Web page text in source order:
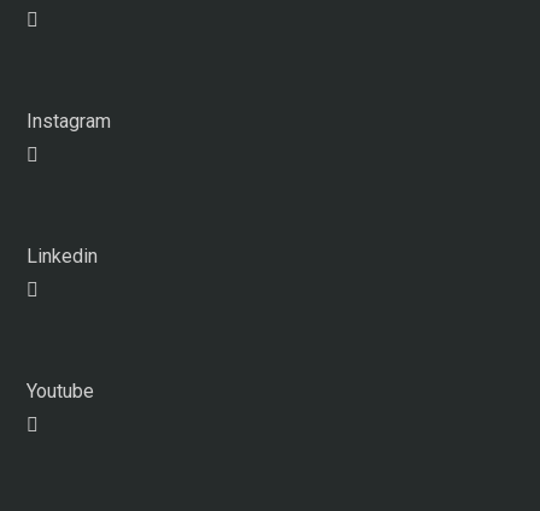
Instagram
Linkedin
Youtube